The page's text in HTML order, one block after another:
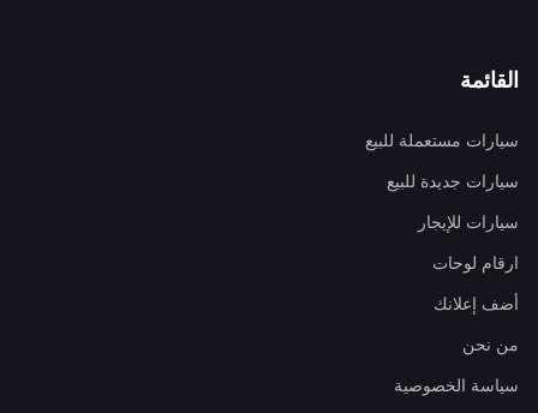
القائمة
سيارات مستعملة للبيع
سيارات جديدة للبيع
سيارات للإيجار
ارقام لوحات
أضف إعلانك
من نحن
سياسة الخصوصية